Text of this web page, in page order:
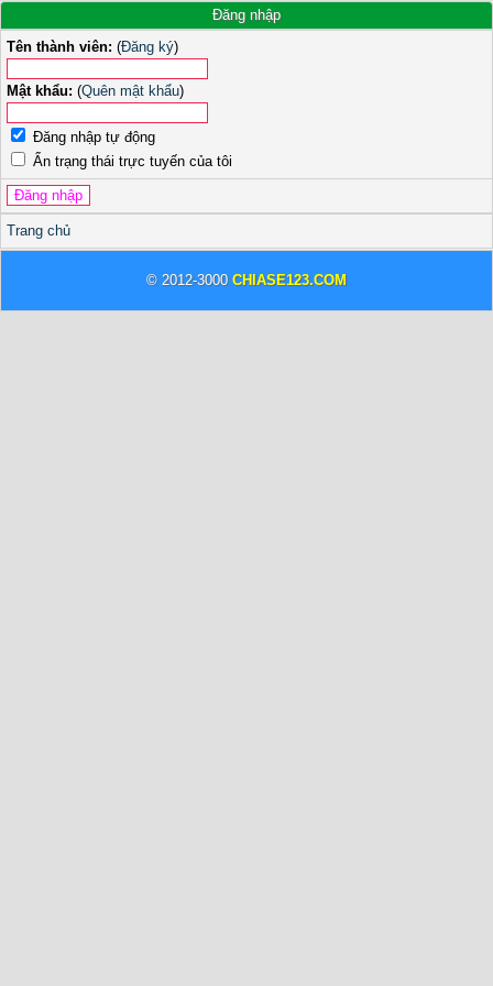
Đăng nhập
Tên thành viên: (Đăng ký)
Mật khẩu: (Quên mật khẩu)
Đăng nhập tự động
Ẩn trạng thái trực tuyến của tôi
Trang chủ
© 2012-3000 CHIASE123.COM